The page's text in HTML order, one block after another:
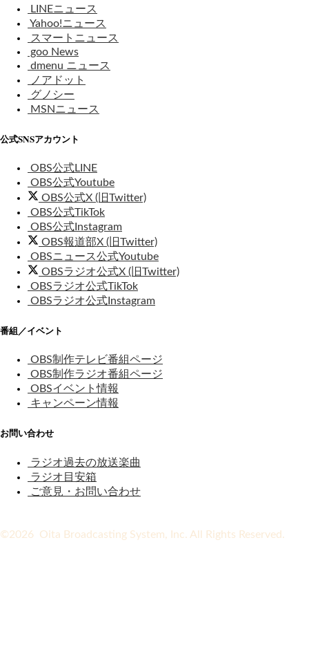
LINEニュース
Yahoo!ニュース
スマートニュース
goo News
dmenu ニュース
ノアドット
グノシー
MSNニュース
公式SNSアカウント
OBS公式LINE
OBS公式Youtube
OBS公式X (旧Twitter)
OBS公式TikTok
OBS公式Instagram
OBS報道部X (旧Twitter)
OBSニュース公式Youtube
OBSラジオ公式X (旧Twitter)
OBSラジオ公式TikTok
OBSラジオ公式Instagram
番組／イベント
OBS制作テレビ番組ページ
OBS制作ラジオ番組ページ
OBSイベント情報
キャンペーン情報
お問い合わせ
ラジオ過去の放送楽曲
ラジオ目安箱
ご意見・お問い合わせ
©2026 Oita Broadcasting System, Inc. All Rights Reserved.